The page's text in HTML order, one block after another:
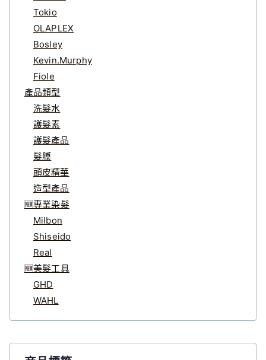
Tokio
OLAPLEX
Bosley
Kevin.Murphy
Fiole
產品類型
洗髮水
護髮素
護髮產品
髮膜
頭皮精華
造型產品
🆕專業染髮
Milbon
Shiseido
Real
🆕美髮工具
GHD
WAHL